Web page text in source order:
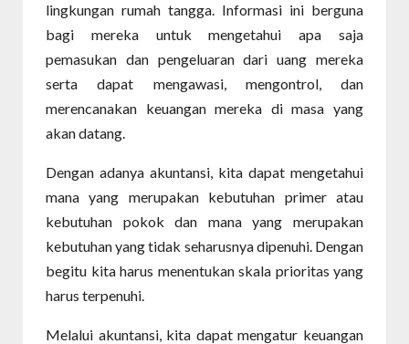
lingkungan rumah tangga. Informasi ini berguna
bagi mereka untuk mengetahui apa saja
pemasukan dan pengeluaran dari uang mereka
serta dapat mengawasi, mengontrol, dan
merencanakan keuangan mereka di masa yang
akan datang.
Dengan adanya akuntansi, kita dapat mengetahui
mana yang merupakan kebutuhan primer atau
kebutuhan pokok dan mana yang merupakan
kebutuhan yang tidak seharusnya dipenuhi. Dengan
begitu kita harus menentukan skala prioritas yang
harus terpenuhi.
Melalui akuntansi, kita dapat mengatur keuangan